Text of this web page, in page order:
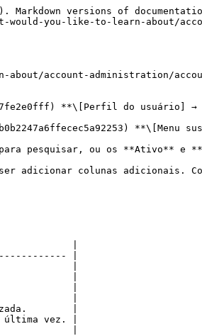
versions of
would-you-like-to-learn-about/
account-administration/
**\[Perfil do usuário] →
**\[Menu
para pesquisar, ou os **Ativo**
adicionar colunas adicionais.
|
|
|
|
|
|
|
última vez. |
|